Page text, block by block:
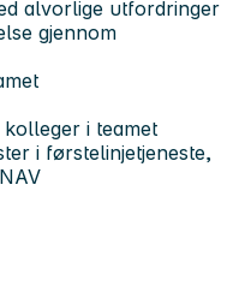
alvorlige utfordringer
gjennom
i teamet
i førstelinjetjeneste,